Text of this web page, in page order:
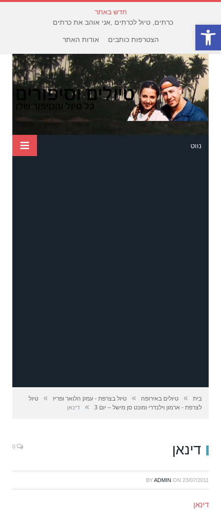
פתח סרגל נגישות
חדש באתר
כרתים, טיול לכרתים ,אני אוהב את כרתים
הצטרפות כותבים אודות האתר
נווט
בית » טיולים באירופה » טיול בצרפת - עמק הלואר ופריז »
טיול
לצרפת - ארמון וילנדרי ומונט סן מישל – יום 3
» דינאן
דינאן
BYADMIN ON 23/07/2011
דינאן